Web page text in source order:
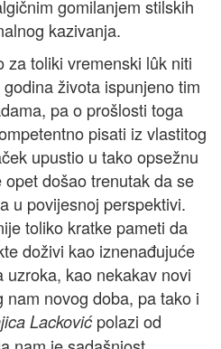
gomilanjem stilskih
kazivanja.
za toliki vremenski lûk niti
života ispunjeno tim
pa o prošlosti toga
pisati iz vlastitog
upustio u tako opsežnu
došao trenutak da se
u povijesnoj perspektivi.
toliko kratke pameti da
doživi kao iznenađujuće
kao nekakav novi
novog doba, pa tako i
Lackovićpolazi od